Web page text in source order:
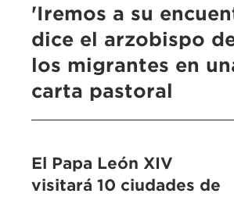
'Iremos a su
dice el arzobispo
los migrantes en
carta pastoral
El Papa León XIV
visitará 10 ciudades de